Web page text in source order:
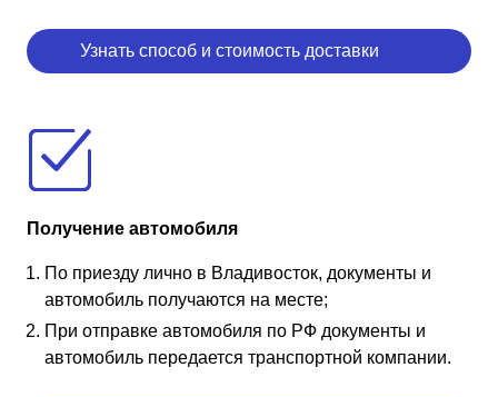
Узнать способ и стоимость доставки
Получение автомобиля
По приезду лично в Владивосток, документы и
автомобиль получаются на месте;
При отправке автомобиля по РФ документы и
автомобиль передается транспортной компании.